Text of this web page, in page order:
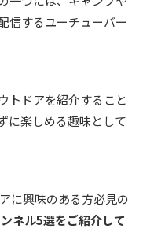
信するユーチューバー
トドアを紹介すること
に楽しめる趣味として
に興味のある方必見の
ネル5選をご紹介して